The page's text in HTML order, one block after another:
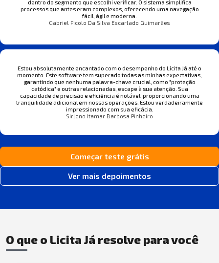
dentro do segmento que escolhi verificar. O sistema simplifica
processos que antes eram complexos, oferecendo uma navegação
fácil, ágil e moderna.
Gabriel Picolo Da Silva Escarlado Guimarães
Estou absolutamente encantado com o desempenho do Lícita Já até o
momento. Este software tem superado todas as minhas expectativas,
garantindo que nenhuma palavra-chave crucial, como "proteção
catódica" e outras relacionadas, escape à sua atenção. Sua
capacidade de precisão e eficiência é notável, proporcionando uma
tranquilidade adicional em nossas operações. Estou verdadeiramente
impressionado com sua eficácia.
Sirleno Itamar Barbosa Pinheiro
Começar teste grátis
Ver mais depoimentos
O que o Licita Já resolve para você